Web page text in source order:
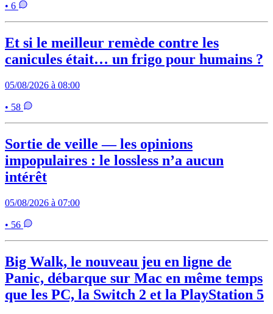
• 6
Et si le meilleur remède contre les
canicules était… un frigo pour humains ?
05/08/2026 à 08:00
• 58
Sortie de veille — les opinions
impopulaires : le lossless n’a aucun
intérêt
05/08/2026 à 07:00
• 56
Big Walk, le nouveau jeu en ligne de
Panic, débarque sur Mac en même temps
que les PC, la Switch 2 et la PlayStation 5